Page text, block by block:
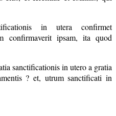
in utera confirmet
confirmaverit ipsam, ita quod
sanctificationis in utero a gratia
? et, utrum sanctificati in